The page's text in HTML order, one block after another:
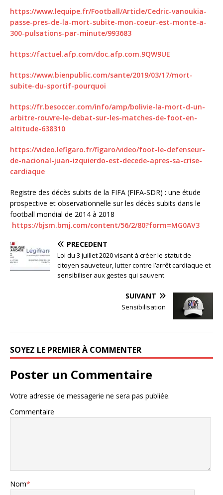
https://www.lequipe.fr/Football/Article/Cedric-vanoukia-
passe-pres-de-la-mort-subite-mon-coeur-est-monte-a-
300-pulsations-par-minute/993683
https://factuel.afp.com/doc.afp.com.9QW9UE
https://www.bienpublic.com/sante/2019/03/17/mort-
subite-du-sportif-pourquoi
https://fr.besoccer.com/info/amp/bolivie-la-mort-d-un-
arbitre-rouvre-le-debat-sur-les-matches-de-foot-en-
altitude-638310
https://video.lefigaro.fr/figaro/video/foot-le-defenseur-
de-nacional-juan-izquierdo-est-decede-apres-sa-crise-
cardiaque
Registre des décès subits de la FIFA (FIFA-SDR) : une étude
prospective et observationnelle sur les décès subits dans le
football mondial de 2014 à 2018
https://bjsm.bmj.com/content/56/2/80?form=MG0AV3
PRÉCÉDENT
Loi du 3 juillet 2020 visant à créer le statut de
citoyen sauveteur, lutter contre l’arrêt cardiaque et
sensibiliser aux gestes qui sauvent
SUIVANT
Sensibilisation
SOYEZ LE PREMIER À COMMENTER
Poster un Commentaire
Votre adresse de messagerie ne sera pas publiée.
Commentaire
Nom*